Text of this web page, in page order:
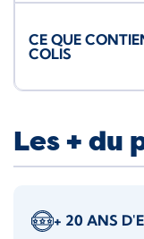
CE QUE
COLIS
Les + du
+ 20 ANS